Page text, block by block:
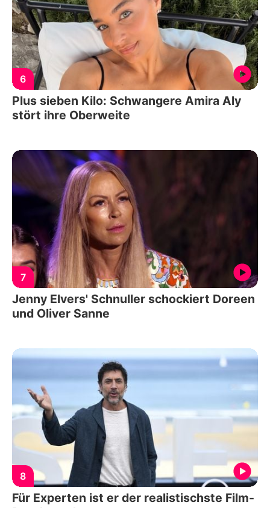
6
Plus sieben Kilo: Schwangere Amira Aly
stört ihre Oberweite
7
Jenny Elvers' Schnuller schockiert Doreen
und Oliver Sanne
8
Für Experten ist er der realistischste Film-